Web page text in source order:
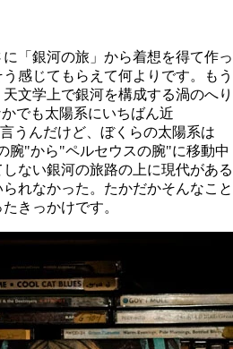
「銀河の旅」から着想を得て作っ
感じてもらえて何よりです。もう
文学上で銀河を構成する渦のへり
でも太陽系にいちばん近
うんだけど、ぼくらの太陽系は
腕"から"ペルセウスの腕"に移動中
ない銀河の旅路の上に現代がある
れなかった。たかだかそんなこと
きっかけです。